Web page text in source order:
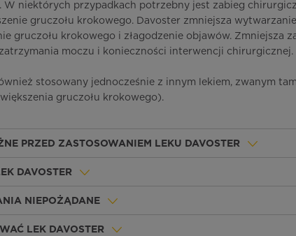
W niektórych przypadkach potrzebny jest zabieg
gruczołu krokowego. Davoster zmniejsza
gruczołu krokowego i złagodzenie objawów. Zmniejsza
moczu i konieczności interwencji chirurgicznej.
stosowany jednocześnie z innym lekiem, zwanym
gruczołu krokowego).
PRZED ZASTOSOWANIEM LEKU DAVOSTER
DAVOSTER
NIEPOŻĄDANE
LEK DAVOSTER